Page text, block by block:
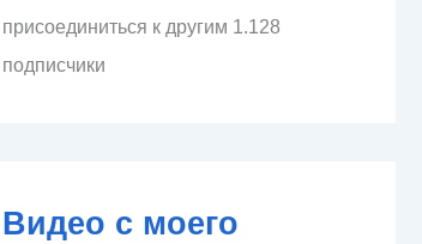
е
т
й
присоединиться к другим 1.128
подписчики
Видео с моего